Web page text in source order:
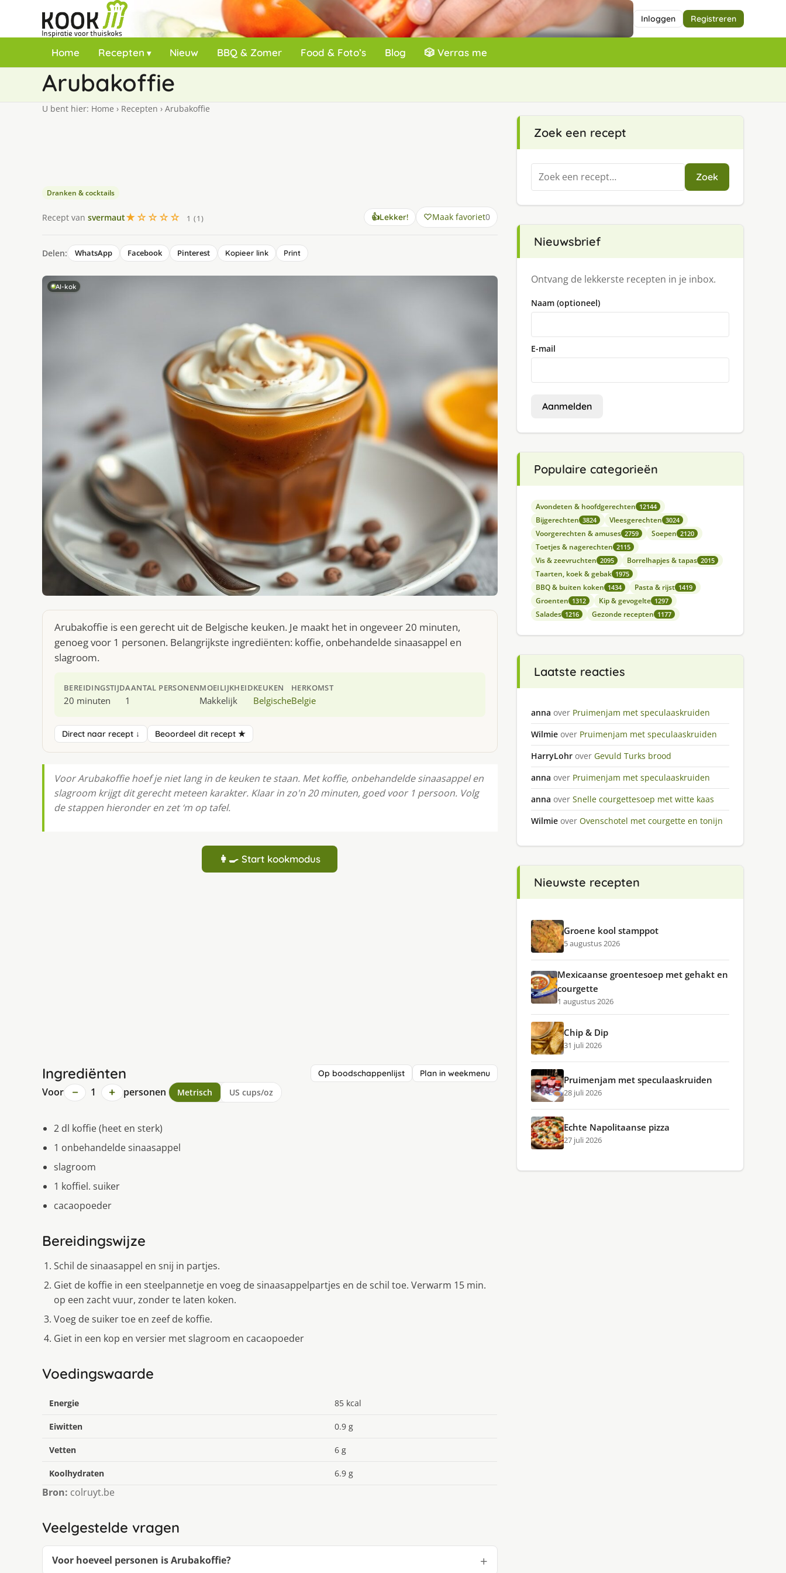
Inloggen Registreren
Home Recepten Nieuw BBQ & Zomer Food & Foto’s Blog 🎲 Verras me
Arubakoffie
U bent hier: Home › Recepten › Arubakoffie
Dranken & cocktails
Recept van svermaut★☆☆☆☆ 1 (1) 👍Lekker! Maak favoriet0
Delen: WhatsApp Facebook Pinterest Kopieer link Print
AI-kok
Arubakoffie is een gerecht uit de Belgische keuken. Je maakt het in ongeveer 20 minuten,
genoeg voor 1 personen. Belangrijkste ingrediënten: koffie, onbehandelde sinaasappel en
slagroom.
BEREIDINGSTIJD
20 minuten
AANTAL PERSONEN
1
MOEILIJKHEID
Makkelijk
KEUKEN
Belgische
HERKOMST
Belgie
Direct naar recept ↓ Beoordeel dit recept ★
Voor Arubakoffie hoef je niet lang in de keuken te staan. Met koffie, onbehandelde sinaasappel en
slagroom krijgt dit gerecht meteen karakter. Klaar in zo'n 20 minuten, goed voor 1 persoon. Volg
de stappen hieronder en zet ‘m op tafel.
👩‍🍳 Start kookmodus
Ingrediënten Op boodschappenlijst Plan in weekmenu
Voor − 1 + personen Metrisch US cups/oz
2 dl koffie (heet en sterk)
1 onbehandelde sinaasappel
slagroom
1 koffiel. suiker
cacaopoeder
Bereidingswijze
Schil de sinaasappel en snij in partjes.
Giet de koffie in een steelpannetje en voeg de sinaasappelpartjes en de schil toe. Verwarm 15 min.
op een zacht vuur, zonder te laten koken.
Voeg de suiker toe en zeef de koffie.
Giet in een kop en versier met slagroom en cacaopoeder
Voedingswaarde
Energie 85 kcal
Eiwitten 0.9 g
Vetten 6 g
Koolhydraten 6.9 g
Bron: colruyt.be
Veelgestelde vragen
Voor hoeveel personen is Arubakoffie?
Zoek een recept
Zoeken
naar:
Zoek
Nieuwsbrief
Ontvang de lekkerste recepten in je inbox.
Naam (optioneel)
E-mail
Aanmelden
Populaire categorieën
Avondeten & hoofdgerechten 12144
Bijgerechten 3824 Vleesgerechten 3024
Voorgerechten & amuses 2759 Soepen 2120
Toetjes & nagerechten 2115
Vis & zeevruchten 2095 Borrelhapjes & tapas 2015
Taarten, koek & gebak 1975
BBQ & buiten koken 1434 Pasta & rijst 1419
Groenten 1312 Kip & gevogelte 1297
Salades 1216 Gezonde recepten 1177
Laatste reacties
anna over Pruimenjam met speculaaskruiden
Wilmie over Pruimenjam met speculaaskruiden
HarryLohr over Gevuld Turks brood
anna over Pruimenjam met speculaaskruiden
anna over Snelle courgettesoep met witte kaas
Wilmie over Ovenschotel met courgette en tonijn
Nieuwste recepten
Groene kool stamppot
5 augustus 2026
Mexicaanse groentesoep met gehakt en
courgette
1 augustus 2026
Chip & Dip
31 juli 2026
Pruimenjam met speculaaskruiden
28 juli 2026
Echte Napolitaanse pizza
27 juli 2026